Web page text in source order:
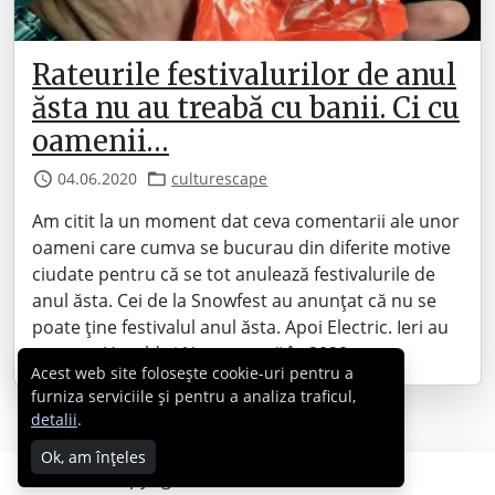
Rateurile festivalurilor de anul
ăsta nu au treabă cu banii. Ci cu
oamenii…
04.06.2020 culturescape
Am citit la un moment dat ceva comentarii ale unor
oameni care cumva se bucurau din diferite motive
ciudate pentru că se tot anulează festivalurile de
anul ăsta. Cei de la Snowfest au anunțat că nu se
poate ține festivalul anul ăsta. Apoi Electric. Ieri au
anunțat Untold și Neversea că în 2020 e cu…
Copyright © 2007 - 2026 Cabral.ro
Acest web site folosește cookie-uri pentru a
furniza serviciile și pentru a analiza traficul,
detalii.
Ok, am înțeles